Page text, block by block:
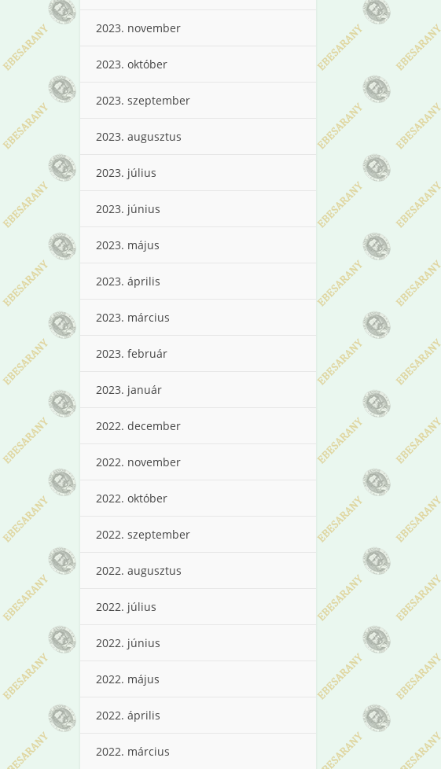
2023. november
2023. október
2023. szeptember
2023. augusztus
2023. július
2023. június
2023. május
2023. április
2023. március
2023. február
2023. január
2022. december
2022. november
2022. október
2022. szeptember
2022. augusztus
2022. július
2022. június
2022. május
2022. április
2022. március